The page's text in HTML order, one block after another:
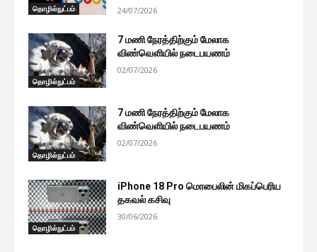
தொழில்நுட்பம் 24/07/2026
தொழில்நுட்பம்
7 மணி நேரத்திற்கும் மேலாக
விண்வெளியில் நடைபயணம்
02/07/2026
தொழில்நுட்பம்
7 மணி நேரத்திற்கும் மேலாக
விண்வெளியில் நடைபயணம்
02/07/2026
தொழில்நுட்பம்
iPhone 18 Pro மொபைலின் மிகப்பெரிய
தகவல் கசிவு
30/06/2026